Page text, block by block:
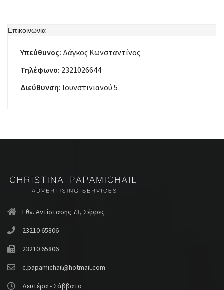
Επικοινωνία
Υπεύθυνος: Δάγκος Κωνσταντίνος
Τηλέφωνο: 2321026644
Διεύθυνση: Ιουνστινιανού 5
Εθν. Αντίστασης 73, Σέρρες
23210 65806
23210 65806
c.papamichail@hotmail.com
Δευτέρα - Σάββατο